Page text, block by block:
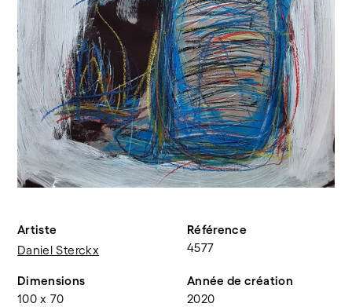
Artiste
Daniel Sterckx
Référence
4577
Dimensions
100 x 70
Année de création
2020